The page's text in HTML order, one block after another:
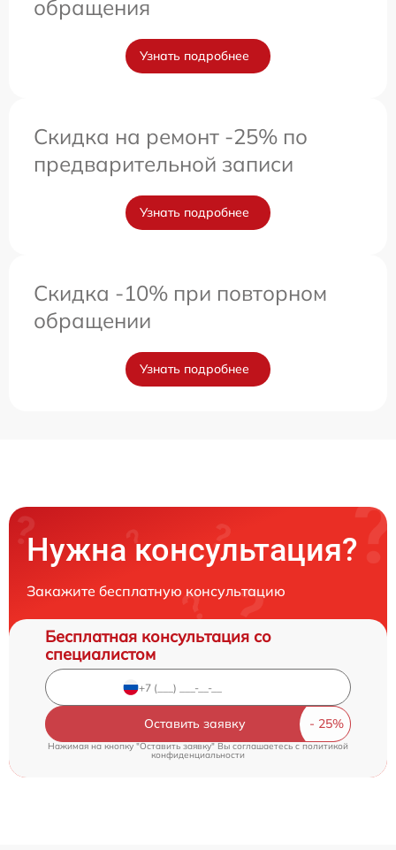
обращения
Узнать подробнее
Скидка на ремонт -25% по
предварительной записи
Узнать подробнее
Скидка -10% при повторном
обращении
Узнать подробнее
Нужна консультация?
Закажите бесплатную консультацию
Бесплатная консультация со
специалистом
Оставить заявку
Нажимая на кнопку "Оставить заявку" Вы соглашаетесь c политикой
конфиденциальности